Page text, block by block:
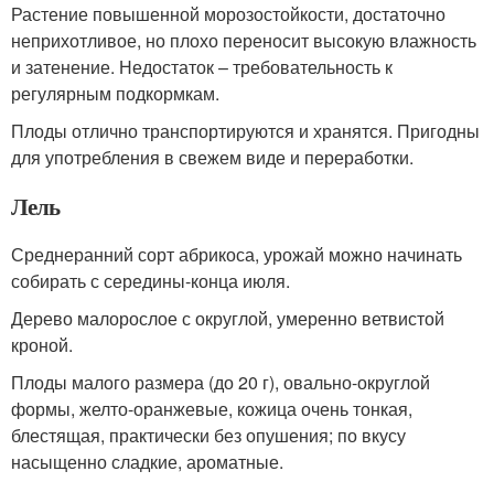
Растение повышенной морозостойкости, достаточно
неприхотливое, но плохо переносит высокую влажность
и затенение. Недостаток – требовательность к
регулярным подкормкам.
Плоды отлично транспортируются и хранятся. Пригодны
для употребления в свежем виде и переработки.
Лель
Среднеранний сорт абрикоса, урожай можно начинать
собирать с середины-конца июля.
Дерево малорослое с округлой, умеренно ветвистой
кроной.
Плоды малого размера (до 20 г), овально-округлой
формы, желто-оранжевые, кожица очень тонкая,
блестящая, практически без опушения; по вкусу
насыщенно сладкие, ароматные.